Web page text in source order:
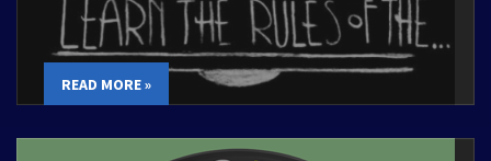
READ MORE »